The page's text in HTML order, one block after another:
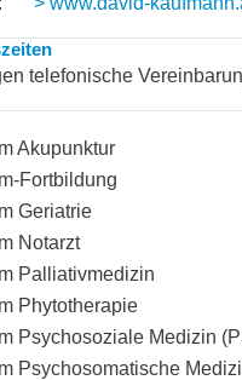
telefonische
Akupunktur
Fortbildung
Geriatrie
Notarzt
Palliativmedizin
Phytotherapie
Psychosoziale Medizin
Psychosomatische